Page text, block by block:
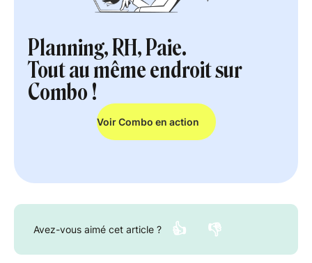
Planning, RH, Paie.
Tout au même endroit sur
Combo !
Voir Combo en action
Avez-vous aimé cet article ? 👍 👎